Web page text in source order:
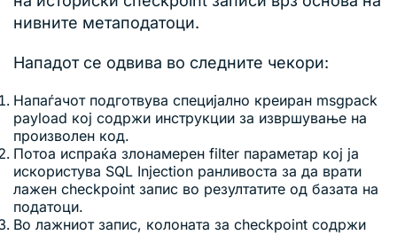
нивните метаподатоци.
Нападот се одвива во следните чекори:
Напаѓачот подготвува специјално креиран msgpack
payload кој содржи инструкции за извршување на
произволен код.
Потоа испраќа злонамерен filter параметар кој ја
искористува SQL Injection ранливоста за да врати
лажен checkpoint запис во резултатите од базата на
податоци.
Во лажниот запис, колоната за checkpoint содржи